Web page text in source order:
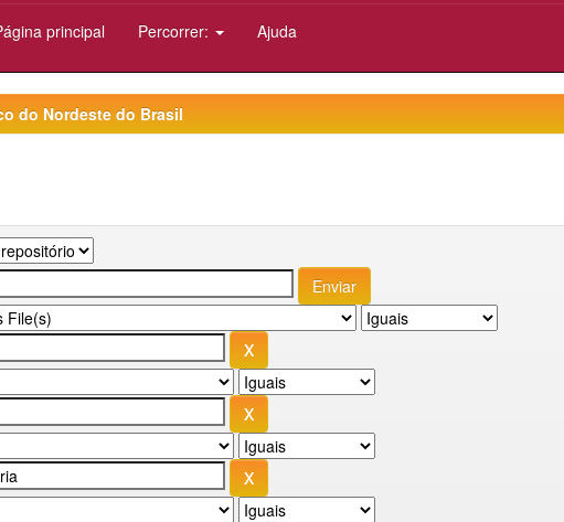
principal Percorrer: Ajuda
do Nordeste do Brasil